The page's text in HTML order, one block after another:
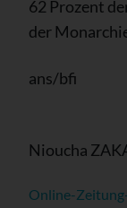
62 Prozent
der
ans/bfi
Nioucha
Online-